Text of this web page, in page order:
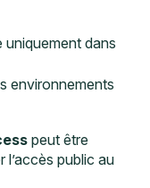
uniquement dans
environnements
peut être
l’accès public au